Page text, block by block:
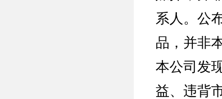
系人。公
品，并非
本公司发
益、违背